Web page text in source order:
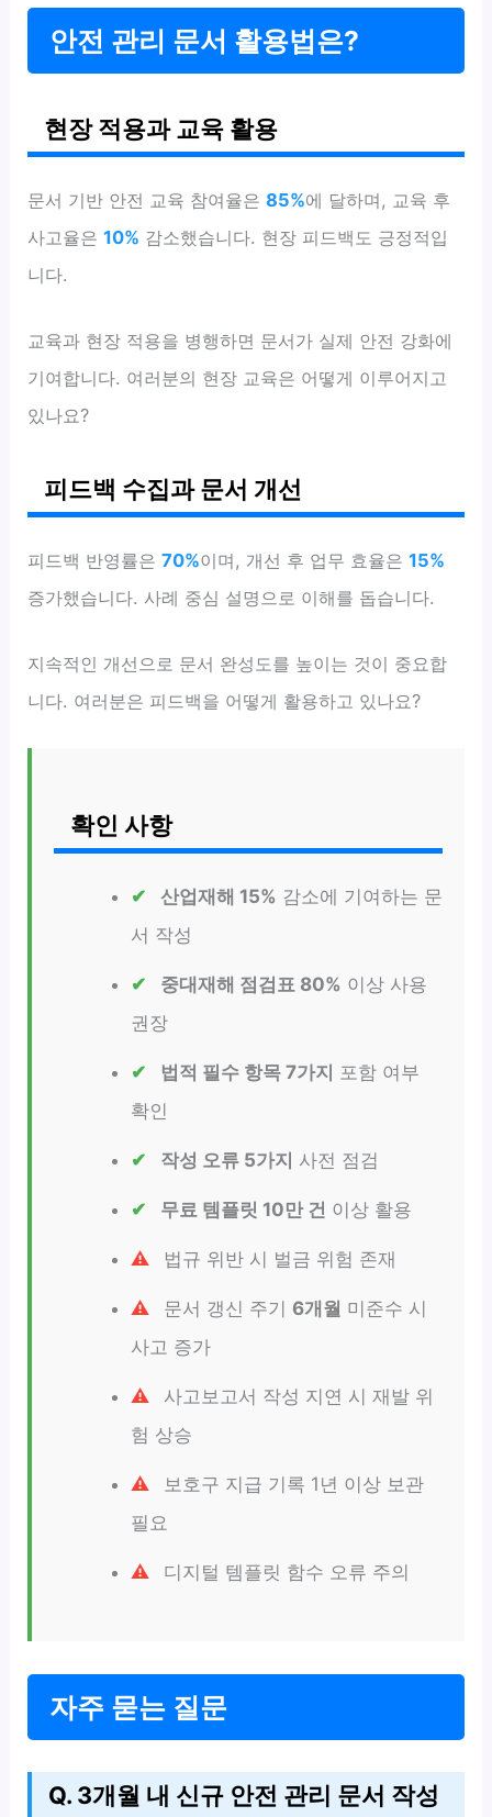
안전 관리 문서 활용법은?
현장 적용과 교육 활용
문서 기반 안전 교육 참여율은85%에 달하며, 교육 후
사고율은10% 감소했습니다. 현장 피드백도 긍정적입
니다.
교육과 현장 적용을 병행하면 문서가 실제 안전 강화에
기여합니다. 여러분의 현장 교육은 어떻게 이루어지고
있나요?
피드백 수집과 문서 개선
피드백 반영률은70%이며, 개선 후 업무 효율은15%
증가했습니다. 사례 중심 설명으로 이해를 돕습니다.
지속적인 개선으로 문서 완성도를 높이는 것이 중요합
니다. 여러분은 피드백을 어떻게 활용하고 있나요?
확인 사항
산업재해 15% 감소에 기여하는 문
서 작성
중대재해 점검표 80% 이상 사용
권장
법적 필수 항목 7가지 포함 여부
확인
작성 오류 5가지 사전 점검
무료 템플릿 10만 건 이상 활용
법규 위반 시 벌금 위험 존재
문서 갱신 주기 6개월 미준수 시
사고 증가
사고보고서 작성 지연 시 재발 위
험 상승
보호구 지급 기록 1년 이상 보관
필요
디지털 템플릿 함수 오류 주의
자주 묻는 질문
Q. 3개월 내 신규 안전 관리 문서 작성